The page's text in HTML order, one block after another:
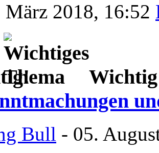
März 2018, 16:52
Bull - 05.